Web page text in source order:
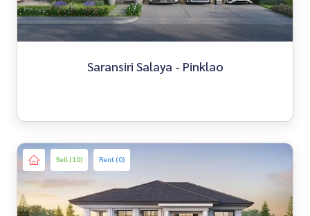
Saransiri Salaya - Pinklao
Sell (10) Rent (0)